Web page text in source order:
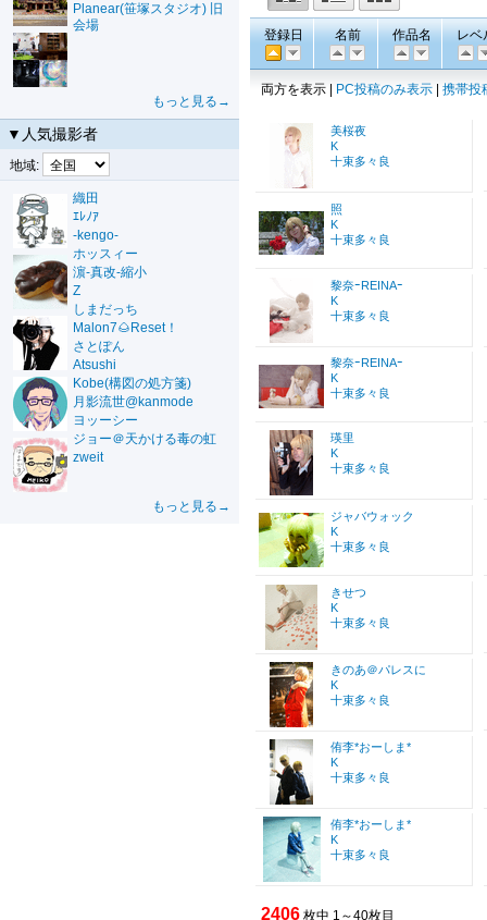
Planear(笹塚スタジオ) 旧
会場
もっと見る→
▼人気撮影者
地域:
織田
ｴﾚﾉｱ
-kengo-
ホッスィー
濵-真改-縮小
Z
しまだっち
Malon7🌰Reset！
さとぽん
Atsushi
Kobe(構図の処方箋)
月影流世@kanmode
ヨッーシー
ジョー＠天かける毒の虹
zweit
もっと見る→
登録日 名前 作品名 レベ
両方を表示 | PC投稿のみ表示 携帯投
美桜夜
K
十束多々良
照
K
十束多々良
黎奈ｰREINAｰ
K
十束多々良
黎奈ｰREINAｰ
K
十束多々良
瑛里
K
十束多々良
ジャバウォック
K
十束多々良
きせつ
K
十束多々良
きのあ＠パレスに
K
十束多々良
侑李*おーしま*
K
十束多々良
侑李*おーしま*
K
十束多々良
2406 枚中 1～40枚目